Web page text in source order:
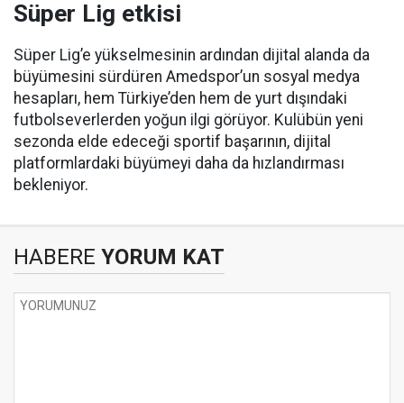
Süper Lig etkisi
Süper Lig’e yükselmesinin ardından dijital alanda da
büyümesini sürdüren Amedspor’un sosyal medya
hesapları, hem Türkiye’den hem de yurt dışındaki
futbolseverlerden yoğun ilgi görüyor. Kulübün yeni
sezonda elde edeceği sportif başarının, dijital
platformlardaki büyümeyi daha da hızlandırması
bekleniyor.
HABERE YORUM KAT